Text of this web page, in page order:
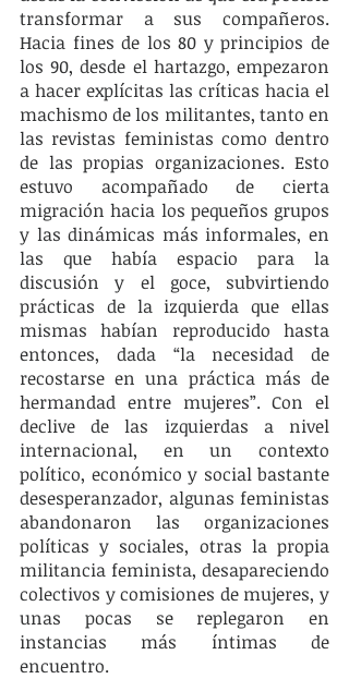
transformar a sus compañeros.
Hacia fines de los 80 y principios de
los 90, desde el hartazgo, empezaron
a hacer explícitas las críticas hacia el
machismo de los militantes, tanto en
las revistas feministas como dentro
de las propias organizaciones. Esto
estuvo acompañado de cierta
migración hacia los pequeños grupos
y las dinámicas más informales, en
las que había espacio para la
discusión y el goce, subvirtiendo
prácticas de la izquierda que ellas
mismas habían reproducido hasta
entonces, dada “la necesidad de
recostarse en una práctica más de
hermandad entre mujeres”. Con el
declive de las izquierdas a nivel
internacional, en un contexto
político, económico y social bastante
desesperanzador, algunas feministas
abandonaron las organizaciones
políticas y sociales, otras la propia
militancia feminista, desapareciendo
colectivos y comisiones de mujeres, y
unas pocas se replegaron en
instancias más íntimas de
encuentro.